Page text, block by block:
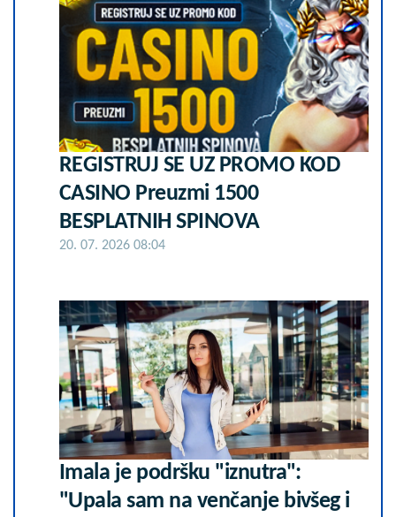
REGISTRUJ SE UZ PROMO KOD
CASINO Preuzmi 1500
BESPLATNIH SPINOVA
20. 07. 2026 08:04
Imala je podršku "iznutra":
"Upala sam na venčanje bivšeg i